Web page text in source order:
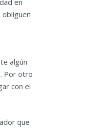
algún
Por otro
con el
que‍